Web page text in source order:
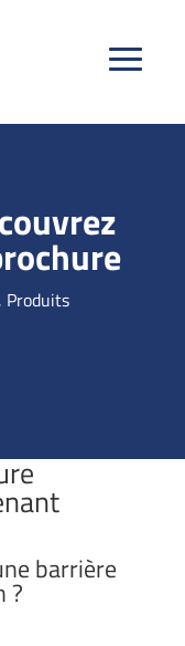
Produits
barrière
?